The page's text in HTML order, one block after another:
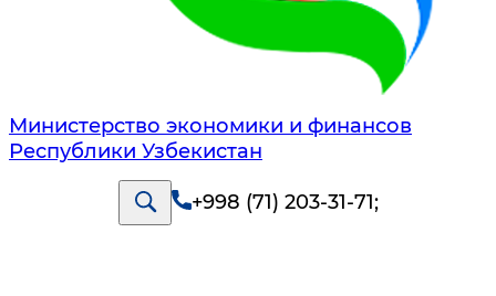
Министерство экономики и финансов
Республики Узбекистан
+998 (71) 203-31-71;